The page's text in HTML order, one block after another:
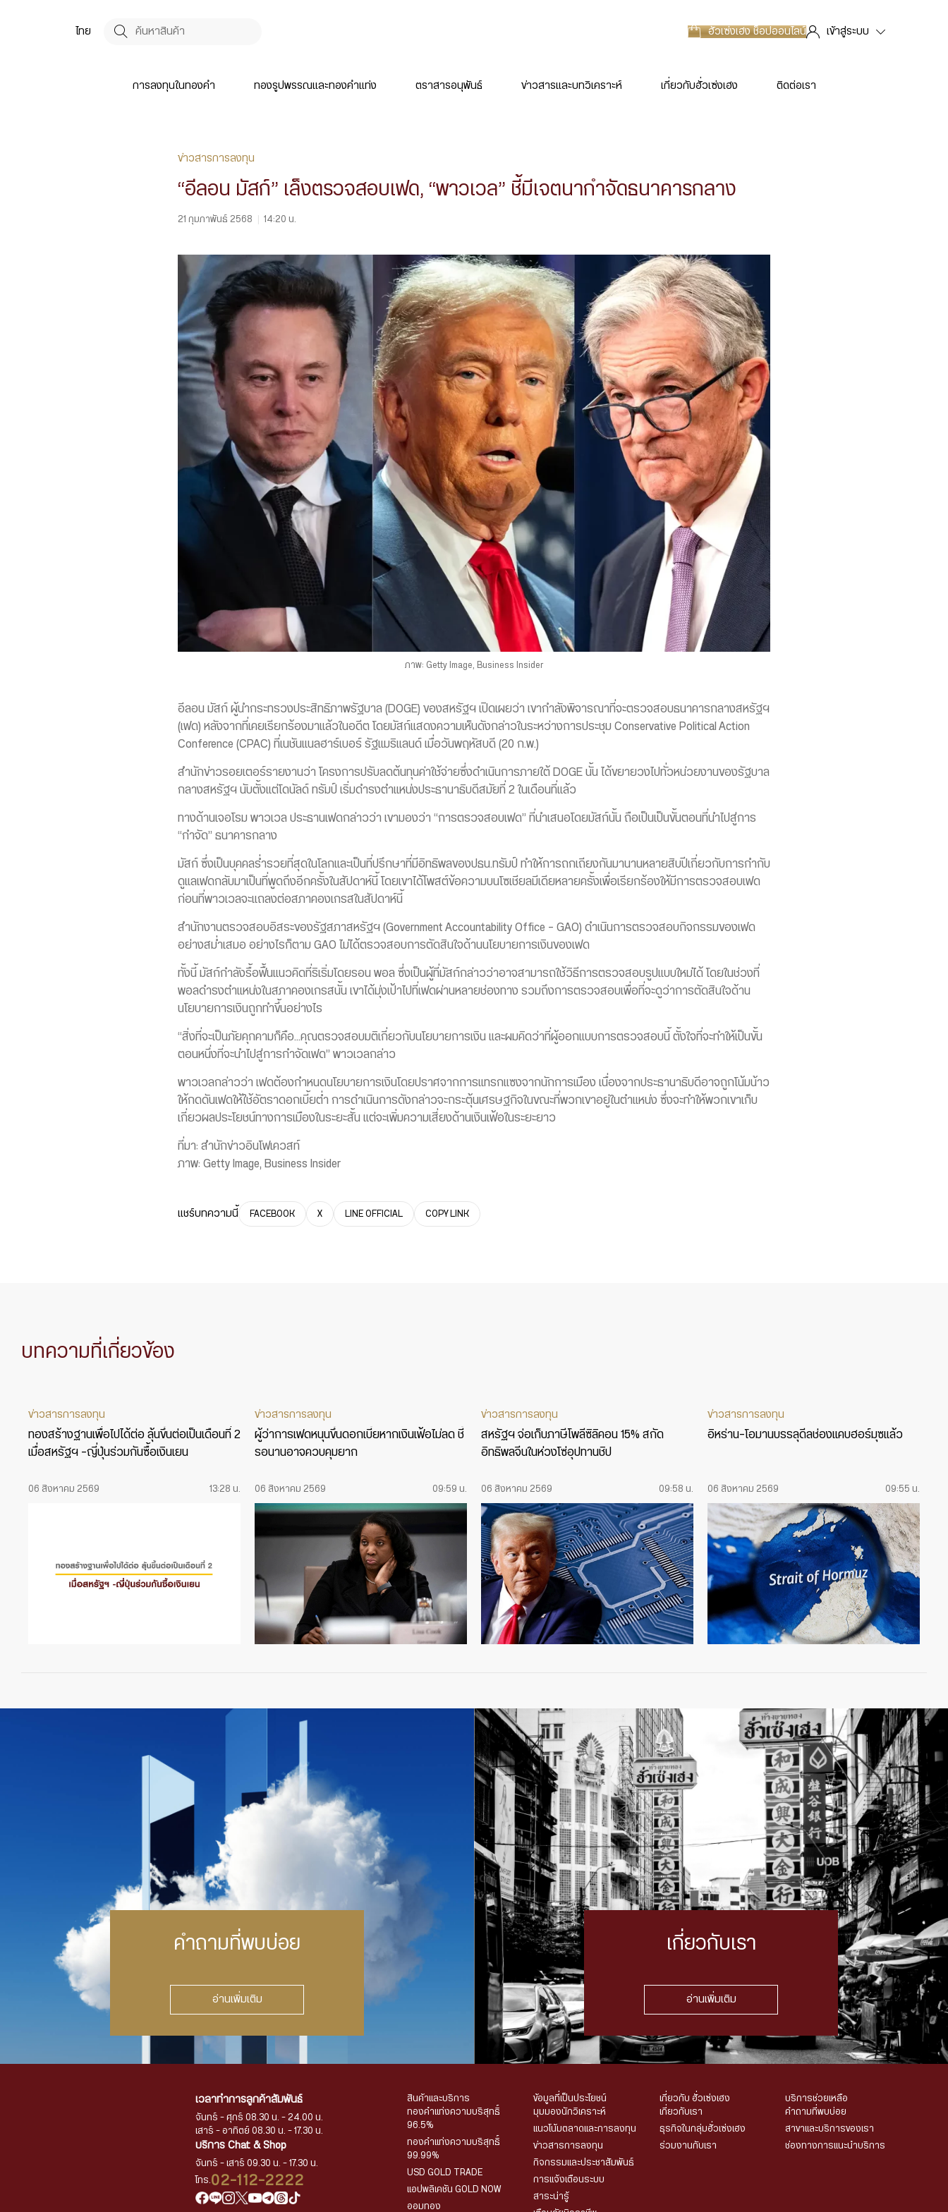
ไทย ฮั่วเซ่งเฮงช็อปออนไลน์ เข้าสู่ระบบ
การลงทุนในทองคำ ทองรูปพรรณและทองคำแท่ง ตราสารอนุพันธ์ ข่าวสารและบทวิเคราะห์ เกี่ยวกับฮั่วเซ่งเฮง ติดต่อเรา
ข่าวสารการลงทุน
“อีลอน มัสก์” เล็งตรวจสอบเฟด, “พาวเวล” ชี้มีเจตนากำจัดธนาคารกลาง
21 กุมภาพันธ์ 2568 14:20 น.
ภาพ: Getty Image, Business Insider
อีลอน มัสก์ ผู้นำกระทรวงประสิทธิภาพรัฐบาล (DOGE) ของสหรัฐฯ เปิดเผยว่า เขากำลังพิจารณาที่จะตรวจสอบธนาคารกลางสหรัฐฯ
(เฟด) หลังจากที่เคยเรียกร้องมาแล้วในอดีต โดยมัสก์แสดงความเห็นดังกล่าวในระหว่างการประชุม Conservative Political Action
Conference (CPAC) ที่เนชันแนลฮาร์เบอร์ รัฐแมริแลนด์ เมื่อวันพฤหัสบดี (20 ก.พ.)
สำนักข่าวรอยเตอร์รายงานว่า โครงการปรับลดต้นทุนค่าใช้จ่ายซึ่งดำเนินการภายใต้ DOGE นั้น ได้ขยายวงไปทั่วหน่วยงานของรัฐบาล
กลางสหรัฐฯ นับตั้งแต่โดนัลด์ ทรัมป์ เริ่มดำรงตำแหน่งประธานาธิบดีสมัยที่ 2 ในเดือนที่แล้ว
ทางด้านเจอโรม พาวเวล ประธานเฟดกล่าวว่า เขามองว่า “การตรวจสอบเฟด” ที่นำเสนอโดยมัสก์นั้น ถือเป็นเป็นขั้นตอนที่นำไปสู่การ
“กำจัด” ธนาคารกลาง
มัสก์ ซึ่งเป็นบุคคลร่ำรวยที่สุดในโลกและเป็นที่ปรึกษาที่มีอิทธิพลของปธน.ทรัมป์ ทำให้การถกเถียงกันมานานหลายสิบปีเกี่ยวกับการกำกับ
ดูแลเฟดกลับมาเป็นที่พูดถึงอีกครั้งในสัปดาห์นี้ โดยเขาได้โพสต์ข้อความบนโซเชียลมีเดียหลายครั้งเพื่อเรียกร้องให้มีการตรวจสอบเฟด
ก่อนที่พาวเวลจะแถลงต่อสภาคองเกรสในสัปดาห์นี้
สำนักงานตรวจสอบอิสระของรัฐสภาสหรัฐฯ (Government Accountability Office – GAO) ดำเนินการตรวจสอบกิจกรรมของเฟด
อย่างสม่ำเสมอ อย่างไรก็ตาม GAO ไม่ได้ตรวจสอบการตัดสินใจด้านนโยบายการเงินของเฟด
ทั้งนี้ มัสก์กำลังรื้อฟื้นแนวคิดที่ริเริ่มโดยรอน พอล ซึ่งเป็นผู้ที่มัสก์กล่าวว่าอาจสามารถใช้วิธีการตรวจสอบรูปแบบใหม่ได้ โดยในช่วงที่
พอลดำรงตำแหน่งในสภาคองเกรสนั้น เขาได้มุ่งเป้าไปที่เฟดผ่านหลายช่องทาง รวมถึงการตรวจสอบเพื่อที่จะดูว่าการตัดสินใจด้าน
นโยบายการเงินถูกทำขึ้นอย่างไร
“สิ่งที่จะเป็นภัยคุกคามก็คือ…คุณตรวจสอบมติเกี่ยวกับนโยบายการเงิน และผมคิดว่าที่ผู้ออกแบบการตรวจสอบนี้ ตั้งใจที่จะทำให้เป็นขั้น
ตอนหนึ่งที่จะนำไปสู่การกำจัดเฟด” พาวเวลกล่าว
พาวเวลกล่าวว่า เฟดต้องกำหนดนโยบายการเงินโดยปราศจากการแทรกแซงจากนักการเมือง เนื่องจากประธานาธิบดีอาจถูกโน้มน้าว
ให้กดดันเฟดให้ใช้อัตราดอกเบี้ยต่ำ การดำเนินการดังกล่าวจะกระตุ้นเศรษฐกิจในขณะที่พวกเขาอยู่ในตำแหน่ง ซึ่งจะทำให้พวกเขาเก็บ
เกี่ยวผลประโยชน์ทางการเมืองในระยะสั้น แต่จะเพิ่มความเสี่ยงด้านเงินเฟ้อในระยะยาว
ที่มา: สำนักข่าวอินโฟเควสท์
ภาพ: Getty Image, Business Insider
แชร์บทความนี้ FACEBOOK X LINE OFFICIAL COPY LINK
บทความที่เกี่ยวข้อง
ข่าวสารการลงทุน
ทองสร้างฐานเพื่อไปได้ต่อ ลุ้นขึ้นต่อเป็นเดือนที่ 2
เมื่อสหรัฐฯ -ญี่ปุ่นร่วมกันซื้อเงินเยน
06 สิงหาคม 2569 13:28 น.
ข่าวสารการลงทุน
ผู้ว่าการเฟดหนุนขึ้นดอกเบี้ยหากเงินเฟ้อไม่ลด ชี้
รอนานอาจควบคุมยาก
06 สิงหาคม 2569 09:59 น.
ข่าวสารการลงทุน
สหรัฐฯ จ่อเก็บภาษีโพลีซิลิคอน 15% สกัด
อิทธิพลจีนในห่วงโซ่อุปทานชิป
06 สิงหาคม 2569 09:58 น.
ข่าวสารการลงทุน
อิหร่าน-โอมานบรรลุดีลช่องแคบฮอร์มุซแล้ว
06 สิงหาคม 2569 09:55 น.
คำถามที่พบบ่อย
อ่านเพิ่มเติม
เกี่ยวกับเรา
อ่านเพิ่มเติม
เวลาทำการลูกค้าสัมพันธ์
จันทร์ - ศุกร์ 08.30 น. - 24.00 น.
เสาร์ - อาทิตย์ 08.30 น. - 17.30 น.
บริการ Chat & Shop
จันทร์ - เสาร์ 09.30 น. - 17.30 น.
โทร.02-112-2222
สินค้าและบริการ
ทองคำแท่งความบริสุทธิ์
96.5%
ทองคำแท่งความบริสุทธิ์
99.99%
USD GOLD TRADE
แอปพลิเคชัน GOLD NOW
ออมทอง
ข้อมูลที่เป็นประโยชน์
มุมมองนักวิเคราะห์
แนวโน้มตลาดและการลงทุน
ข่าวสารการลงทุน
กิจกรรมและประชาสัมพันธ์
การแจ้งเตือนระบบ
สาระน่ารู้
เกี่ยวกับ ฮั่วเซ่งเฮง
เกี่ยวกับเรา
ธุรกิจในกลุ่มฮั่วเซ่งเฮง
ร่วมงานกับเรา
บริการช่วยเหลือ
คำถามที่พบบ่อย
สาขาและบริการของเรา
ช่องทางการแนะนำบริการ